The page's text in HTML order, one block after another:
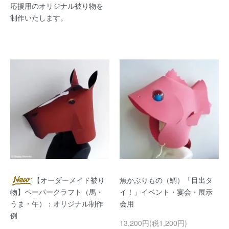
応援用のオリジナル被り物を
制作いたします。
【オーダーメイド被り
物】ペーパークラフト（馬・
うま・午）：オリジナル制作
例
魚かぶりもの（鯛）「目出タ
イ！」イベント・宴会・展示
会用
13,200円(税1,200円)